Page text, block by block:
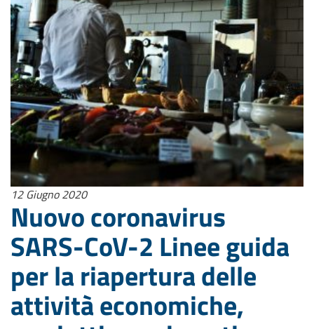
12 Giugno 2020
Nuovo coronavirus
SARS-CoV-2 Linee guida
per la riapertura delle
attività economiche,